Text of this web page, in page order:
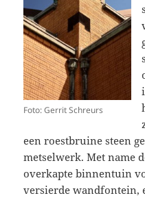
Foto: Gerrit Schreurs
een roestbruine steen
metselwerk. Met name
overkapte binnentuin
versierde wandfontein,